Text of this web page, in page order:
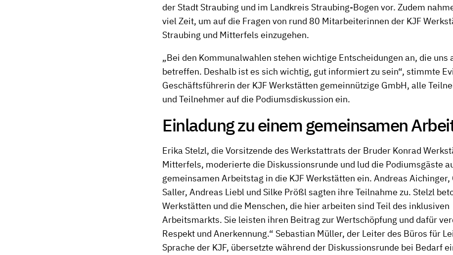
der Stadt Straubing und im Landkreis Straubing-Bogen vor. Zudem
viel Zeit, um auf die Fragen von rund 80 Mitarbeiterinnen der KJF
Straubing und Mitterfels einzugehen.
„Bei den Kommunalwahlen stehen wichtige Entscheidungen an, die uns
betreffen. Deshalb ist es sich wichtig, gut informiert zu sein“, stimmte
Geschäftsführerin der KJF Werkstätten gemeinnützige GmbH, alle
und Teilnehmer auf die Podiumsdiskussion ein.
Einladung zu einem gemeinsamen
Erika Stelzl, die Vorsitzende des Werkstattrats der Bruder Konrad
Mitterfels, moderierte die Diskussionsrunde und lud die Podiumsgäste
gemeinsamen Arbeitstag in die KJF Werkstätten ein. Andreas Aichinger,
Saller, Andreas Liebl und Silke Prößl sagten ihre Teilnahme zu. Stelzl
Werkstätten und die Menschen, die hier arbeiten sind Teil des inklusiven
Arbeitsmarkts. Sie leisten ihren Beitrag zur Wertschöpfung und dafür
Respekt und Anerkennung.“ Sebastian Müller, der Leiter des Büros für
Sprache der KJF, übersetzte während der Diskussionsrunde bei Bedarf